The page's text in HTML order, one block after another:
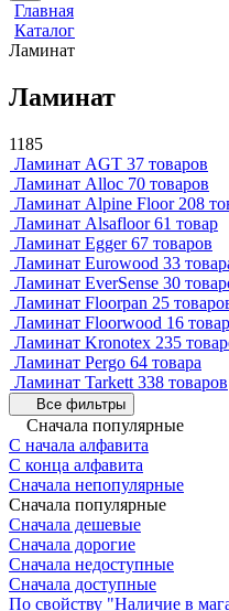
Главная
Каталог
Ламинат
Ламинат
1185
Ламинат AGT 37 товаров
Ламинат Alloc 70 товаров
Ламинат Alpine Floor 208
Ламинат Alsafloor 61 товар
Ламинат Egger 67 товаров
Ламинат Eurowood 33
Ламинат EverSense 30
Ламинат Floorpan 25
Ламинат Floorwood 16
Ламинат Kronotex 235
Ламинат Pergo 64 товара
Ламинат Tarkett 338 товаров
Все фильтры
Сначала популярные
С начала алфавита
С конца алфавита
Сначала непопулярные
Сначала популярные
Сначала дешевые
Сначала дорогие
Сначала недоступные
Сначала доступные
По свойству "Наличие в